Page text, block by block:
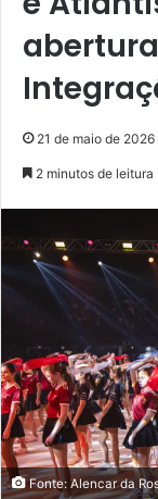
21 de maio de 2026
2 minutos de leitura
Fonte: Alencar da